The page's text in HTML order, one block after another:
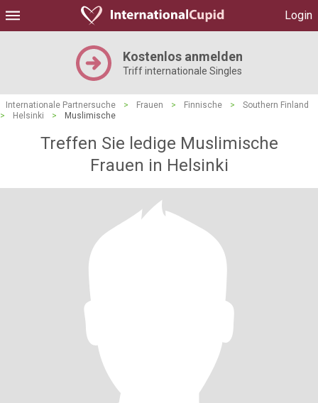
Login
Kostenlos anmelden
Triff internationale Singles
Internationale Partnersuche > Frauen > Finnische >
Southern Finland
>
Helsinki > Muslimische
Treffen Sie ledige Muslimische
Frauen in Helsinki